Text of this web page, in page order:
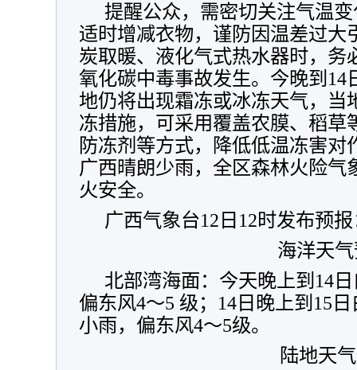
提醒公众，需密切关注气温
适时增减衣物，谨防因温差过大
炭取暖、液化气式热水器时，务
氧化碳中毒事故发生。今晚到14
地仍将出现霜冻或冰冻天气，当
冻措施，可采用覆盖农膜、稻草
防冻剂等方式，降低低温冻害对
广西晴朗少雨，全区森林火险气
火安全。
广西气象台12日12时发布预
海洋天
北部湾海面：今天晚上到14
偏东风4～5 级；14日晚上到15
小雨，偏东风4～5级。
陆地天